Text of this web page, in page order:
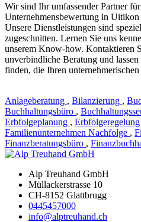
Wir sind Ihr umfassender Partner
Unternehmensbewertung in
Unsere Dienstleistungen sind
zugeschnitten. Lernen Sie uns
unserem Know-how. Kontaktieren
unverbindliche Beratung und
finden, die Ihren
Anlageberatung , Bilanzierung ,
Buchhaltungsbüro ,
Erbfolgeplanung , Erbfolgeregelung
Familienunternehmen Nachfolge ,
Finanzberatungsbüro ,
Alp Treuhand GmbH
Müllackerstrasse 10
CH-8152 Glattbrugg
0445457000
info@alptreuhand.ch